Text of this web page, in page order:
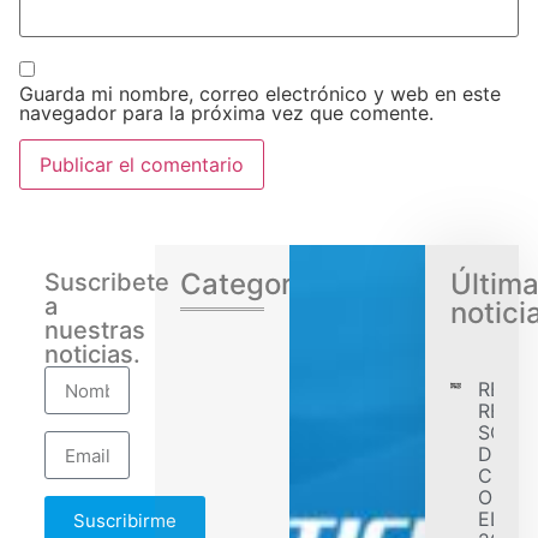
Guarda mi nombre, correo electrónico y web en este
navegador para la próxima vez que comente.
Suscribete
a
nuestras
noticias.
Suscribirme
Categorias
EL